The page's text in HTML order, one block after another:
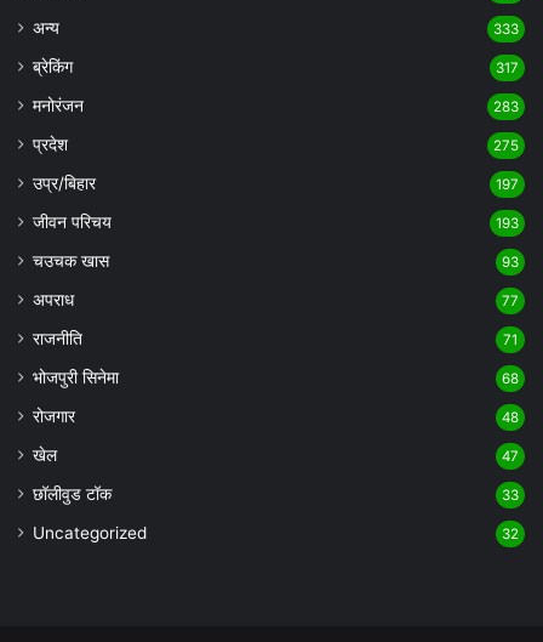
अन्य 333
ब्रेकिंग 317
मनोरंजन 283
प्रदेश 275
उप्र/बिहार 197
जीवन परिचय 193
चउचक खास 93
अपराध 77
राजनीति 71
भोजपुरी सिनेमा 68
रोजगार 48
खेल 47
छॉलीवुड टॉक 33
Uncategorized 32